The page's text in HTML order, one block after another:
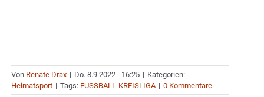
Von Renate Drax | Do. 8.9.2022 - 16:25 | Kategorien:
Heimatsport | Tags: FUSSBALL-KREISLIGA | 0 Kommentare